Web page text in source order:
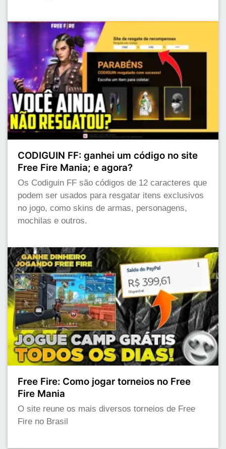
CODIGUIN FF: ganhei um código no site
Free Fire Mania; e agora?
Os Codiguin FF são códigos de 12 caracteres que
podem ser usados para resgatar itens exclusivos
no jogo, como skins de armas, personagens,
mochilas e outros.
Free Fire: Como jogar torneios no Free
Fire Mania
O site reune os mais diversos torneios de Free
Fire no Brasil